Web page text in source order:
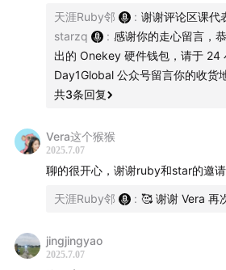
各种机构卷；
第三，个人可以参与天使投资的
过非常优秀的战绩并且可以讲出方法
Jason 的这本书就是这样的一本宝
退出多家的经验总结。作为一个 J
践步骤，包括
如何从 1000 美金入行
如何建设人脉网络
2 冷启动验证 要求创始人展
三 富人思维的本质
1 运气是可以被设计的 你的圈层是
易成功一点
等我再听一遍 写点自己的思考😂
天涯Ruby邻 : 谢谢评论区课代
starzq
: 感谢你的走心留言，
出的 Onekey 硬件钱包，请于 24
Day1Global 公众号留言你的收货
共3条回复
Vera这个猴猴
2025.7.07
聊的很开心，谢谢ruby和star的邀请
天涯Ruby邻 : 🥰 谢谢 Vera 再
jingjingyao
2025.7.07